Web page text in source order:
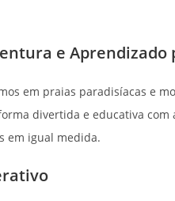
e Aprendizado
em praias paradisíacas e
divertida e educativa
em igual medida.